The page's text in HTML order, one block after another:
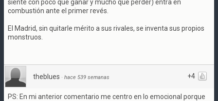
siente con poco que ganar y mucho que perder) entra en
combustión ante el primer revés.
El Madrid, sin quitarle mérito a sus rivales, se inventa sus propios
monstruos.
+4
theblues · hace 539 semanas
PS: En mi anterior comentario me centro en lo emocional porque